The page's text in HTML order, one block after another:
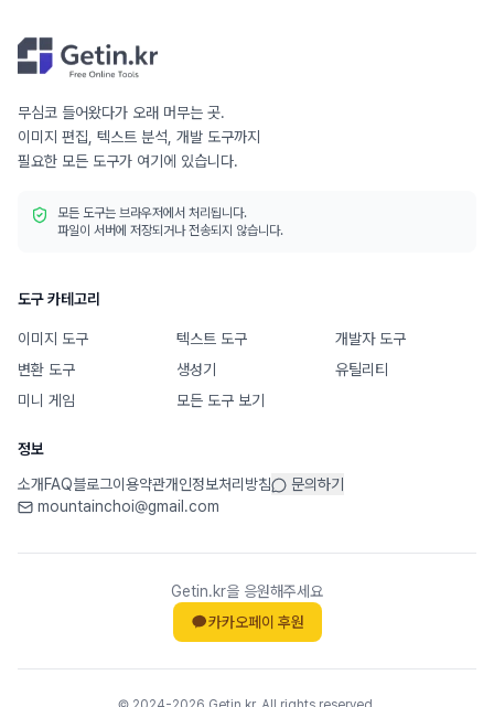
무심코 들어왔다가 오래 머무는 곳.
이미지 편집, 텍스트 분석, 개발 도구까지
필요한 모든 도구가 여기에 있습니다.
모든 도구는 브라우저에서 처리됩니다.
파일이 서버에 저장되거나 전송되지 않습니다.
도구 카테고리
이미지 도구 텍스트 도구
개발자 도구
변환 도구
생성기
유틸리티
미니 게임
모든 도구 보기
정보
소개 FAQ블로그이용약관개인정보처리방침
문의하기
mountainchoi@gmail.com
Getin.kr을 응원해주세요
카카오페이 후원